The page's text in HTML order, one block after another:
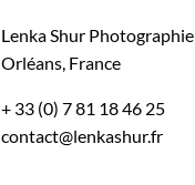
Lenka Shur Photographie
Orléans, France
+ 33 (0) 7 81 18 46 25
contact@lenkashur.fr